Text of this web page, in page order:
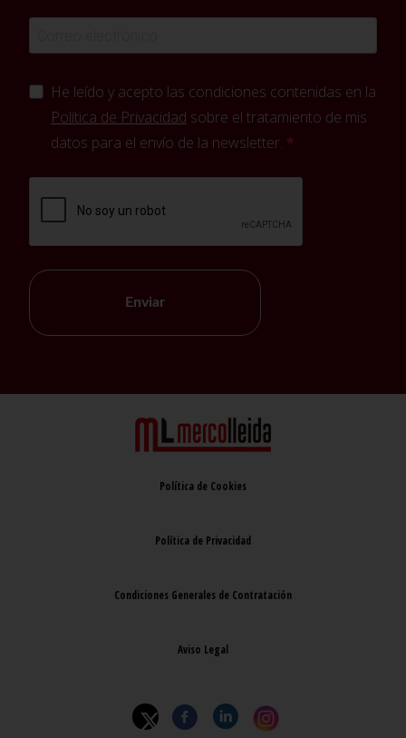
He leído y acepto las condiciones contenidas en la
Política de Privacidad sobre el tratamiento de mis
datos para el envío de la newsletter.
Enviar
Política de Cookies
Política de Privacidad
Condiciones Generales de Contratación
Aviso Legal